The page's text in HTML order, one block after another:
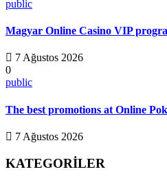
public
Magyar Online Casino VIP
7 Ağustos 2026
0
public
The best promotions at Online
7 Ağustos 2026
KATEGORİLER